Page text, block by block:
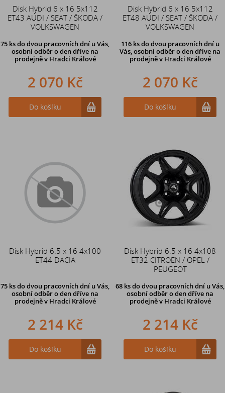
Disk Hybrid 6 x 16 5x112
ET43 AUDI / SEAT / ŠKODA /
VOLKSWAGEN
75 ksdo dvou pracovních dní u Vás,
osobní odběr o den dříve na
prodejně v Hradci Králové
2 070 Kč
Do košíku
Disk Hybrid 6 x 16 5x112
ET48 AUDI / SEAT / ŠKODA /
VOLKSWAGEN
116 ks do dvou pracovních dní u
Vás, osobní odběr o den dříve na
prodejně v Hradci Králové
2 070 Kč
Do košíku
Disk Hybrid 6.5 x 16 4x100
ET44 DACIA
75 ksdo dvou pracovních dní u Vás,
osobní odběr o den dříve na
prodejně v Hradci Králové
2 214 Kč
Do košíku
Disk Hybrid 6.5 x 16 4x108
ET32 CITROEN / OPEL /
PEUGEOT
68 ksdo dvou pracovních dní u Vás,
osobní odběr o den dříve na
prodejně v Hradci Králové
2 214 Kč
Do košíku